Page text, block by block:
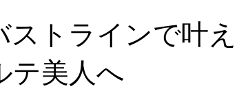
ストラインで叶
テ美人へ